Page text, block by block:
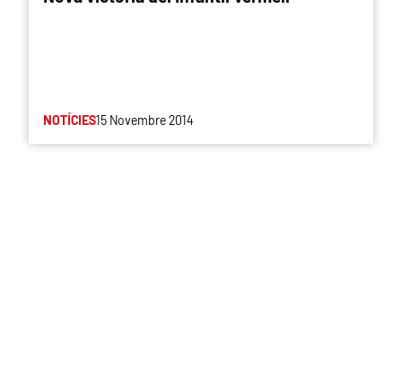
NOTÍCIES15 Novembre 2014